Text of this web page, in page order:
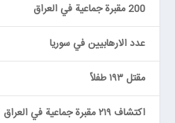
200 مقبرة جماعية في العراق
عدد الارهابيين في سوريا
مقتل ١٩٣ طفلاً
اكتشاف ٢١٩ مقبرة جماعية في العراق